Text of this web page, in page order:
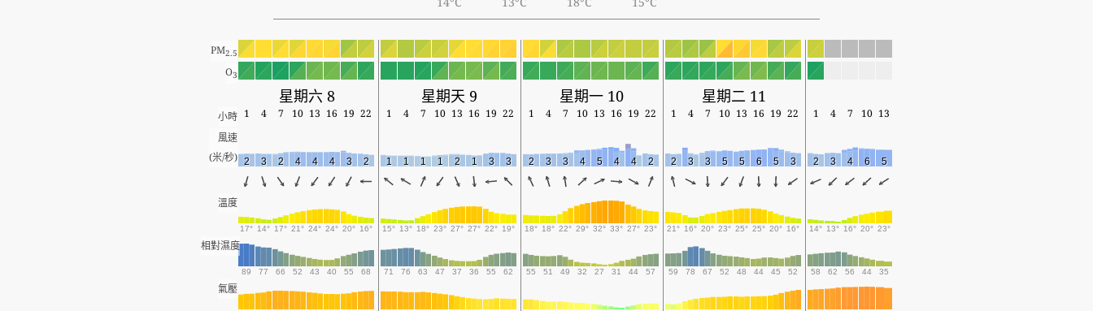
PM2.5
O3
星期六 8 星期天 9 星期一 10 星期二 11
小時 1 4 7 10 13 16 19 22 1 4 7 10 13 16 19 22 1 4 7 10 13 16 19 22 1 4 7 10 13 16 19 22 1 4 7 10 13
風速
(米/秒) 2 3 2 4 4 4 3 2 1 1 1 1 2 1 3 3 2 3 3 4 5 4 4 2 2 3 3 5 5 6 5 3 2 3 4 6 5
溫度
17° 14° 17° 21° 24° 24° 20° 16° 15° 13° 18° 23° 27° 27° 22° 19° 18° 18° 22° 29° 32° 33° 27° 23° 21° 16° 20° 23° 25° 25° 20° 16° 14° 13° 16° 20° 23°
相對濕度
89 77 66 52 43 40 55 68 71 76 63 47 37 36 55 62 55 51 49 32 27 31 44 57 59 78 67 52 48 44 45 52 58 62 56 44 35
氣壓